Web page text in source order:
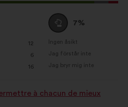
här
12
6
16
Jag
är
neutral
:
7%
betecknats
Ingen åsikt
:gånger
Jag förstår inte
:gånger
Jag bryr mig inte
:gånger
à chacun de mieux